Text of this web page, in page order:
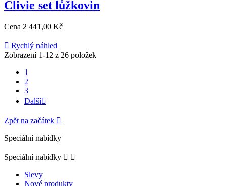
Clivie set lůžkovin
Cena 2 441,00 Kč
 Rychlý náhled
Zobrazení 1-12 z 26 položek
1
2
3
Další
Zpět na začátek 
Speciální nabídky
Speciální nabídky  
Slevy
Nové produkty